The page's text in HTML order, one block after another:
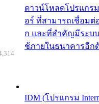
ดาวน์โหลดโปรแกร
อร์ ที่สามารถเชื่อมต่
ก และที่สำคัญมีระบ
ช้ภายในธนาคารอีก
IDM (โปรแกรม